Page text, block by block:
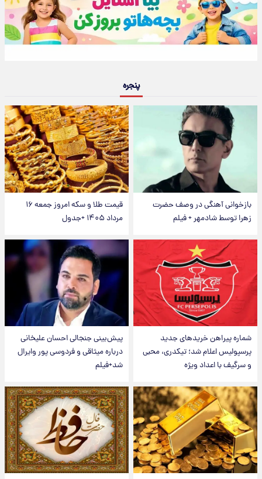
پنجره
بازخوانی آهنگی در وصف حضرت
زهرا توسط شادمهر + فیلم
قیمت طلا و سکه امروز جمعه ۱۶
مرداد ۱۴۰۵ +جدول
شماره پیراهن خریدهای جدید
پرسپولیس اعلام شد؛ تیکدری، محبی
و سرگیف با اعداد ویژه
پیش‌بینی جنجالی احسان علیخانی
درباره میثاقی و فردوسی پور وایرال
شد+فیلم